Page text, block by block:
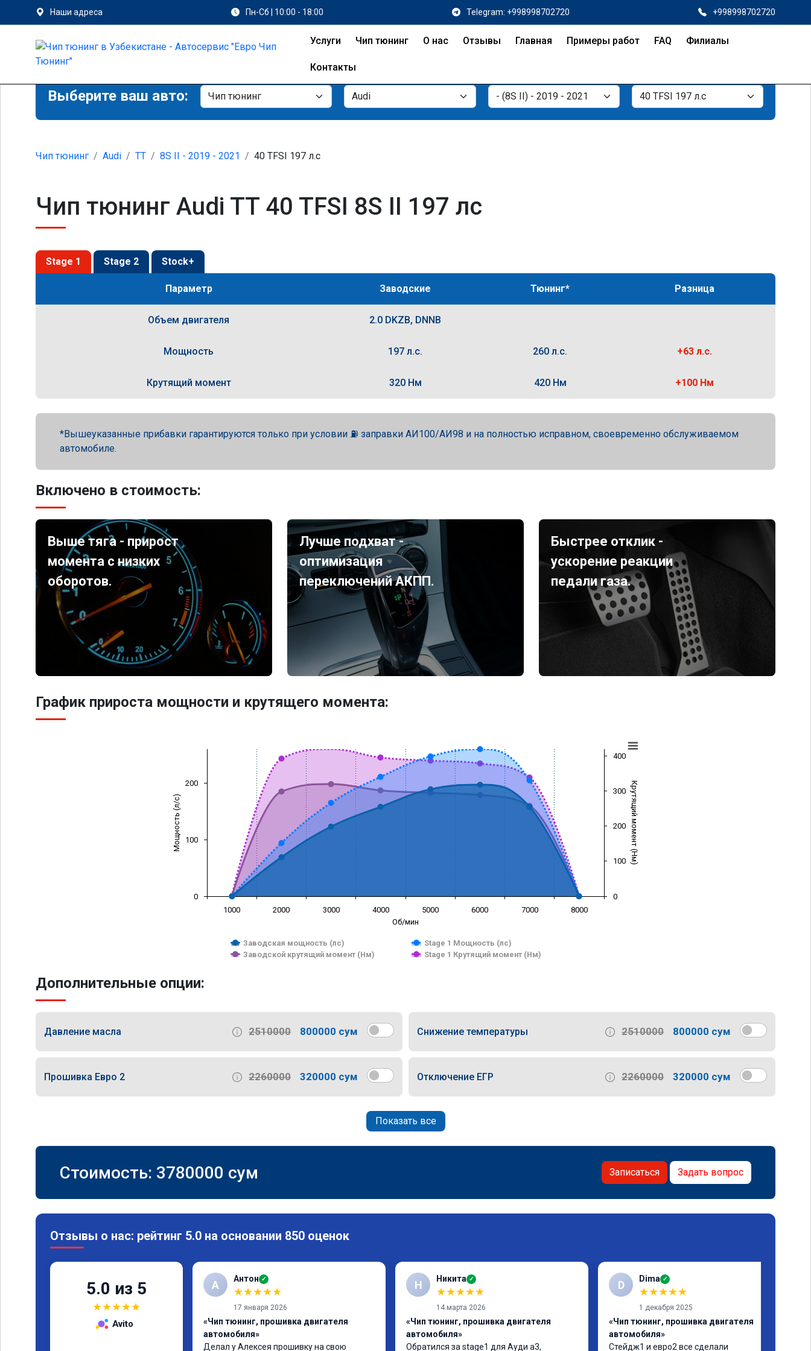
Наши адреса Пн-Сб | 10:00 - 18:00 Telegram: +998998702720 +998998702720
Услуги Чип тюнинг О нас Отзывы Главная Примеры работ FAQ Филиалы
Контакты
Выберите ваш авто:
Чип тюнинг Audi TT 8S II - 2019 - 2021 40 TFSI 197 л.с
Чип тюнинг Audi TT 40 TFSI 8S II 197 лс
Stage 1 Stage 2 Stock+
Параметр Заводские Тюнинг* Разница
Объем двигателя 2.0 DKZB, DNNB
Мощность 197 л.с. 260 л.с. +63 л.с.
Крутящий момент 320 Нм 420 Нм +100 Нм
Вышеуказанные прибавки гарантируются только при условии ⛽ заправки АИ100/АИ98 и на полностью исправном, своевременно обслуживаемом
автомобиле.
Включено в стоимость:
Выше тяга - прирост
момента с низких
оборотов.
Лучше подхват -
оптимизация
переключений АКПП.
Быстрее отклик -
ускорение реакции
педали газа.
График прироста мощности и крутящего момента:
Об/мин
Мощность (л/с) Крутящий момент (Нм)
Заводская мощность (лс)
Stage 1 Мощность (лс)
Заводской крутящий момент (Нм)
Stage 1 Крутящий момент (Нм)
1000 2000 3000 4000 5000 6000 7000 8000
0
100
200
0
100
200
300
400
Дополнительные опции:
Давление масла 2510000 800000 сум Снижение температуры 2510000 800000 сум
Прошивка Евро 2 2260000 320000 сум Отключение ЕГР 2260000 320000 сум
Показать все
Стоимость: 3780000 сум Записаться Задать вопрос
Отзывы о нас: рейтинг 5.0 на основании 850 оценок
5.0 из 5
★★★★★
Avito
А Антон ✓
★★★★★
17 января 2026
«Чип тюнинг, прошивка двигателя
автомобиля»
Делал у Алексея прошивку на свою
Н Никита ✓
★★★★★
14 марта 2026
«Чип тюнинг, прошивка двигателя
автомобиля»
Обратился за stage1 для Ауди а3,
D Dima ✓
★★★★★
1 декабря 2025
«Чип тюнинг, прошивка двигателя
автомобиля»
Стейдж1 и евро2 все сделали